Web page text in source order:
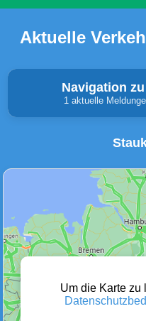
Aktuelle
Navigation
1 aktuelle
Unfälle & Warnungen
Wetter Warnungen
Um die Karte zu